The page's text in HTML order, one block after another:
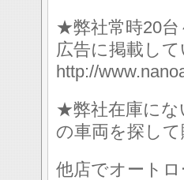
★弊社常時20台
広告に掲載し
http://
★弊社在庫にな
の車両を探し
他店でオート